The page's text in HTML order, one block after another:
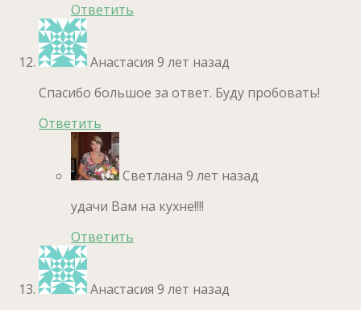
Ответить
Анастасия 9 лет назад
Спасибо большое за ответ. Буду пробовать!
Ответить
Светлана 9 лет назад
удачи Вам на кухне!!!!
Ответить
Анастасия 9 лет назад